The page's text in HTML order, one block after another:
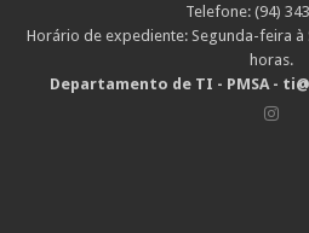
Telefone: (94)
Horário de expediente: Segunda-feira à
horas.
Departamento de TI - PMSA -